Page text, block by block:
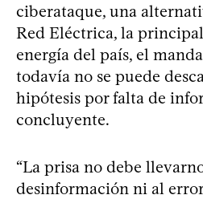
ciberataque, una
Red Eléctrica, la
energía del país, el
todavía no se puede
hipótesis por falta de
concluyente.
“La prisa no debe
desinformación ni al